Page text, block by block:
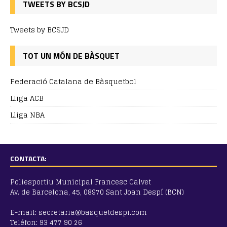
TWEETS BY BCSJD
Tweets by BCSJD
TOT UN MÓN DE BÀSQUET
Federació Catalana de Bàsquetbol
Lliga ACB
Lliga NBA
CONTACTA:
Poliesportiu Municipal Francesc Calvet
Av. de Barcelona, 45, 08970 Sant Joan Despí (BCN)
E-mail: secretaria@basquetdespi.com
Teléfon: 93 477 90 26